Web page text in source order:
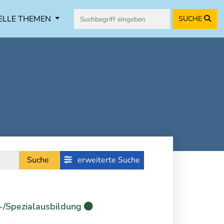
THEMEN SUCHE
Suche erweiterte Suche
Spezialausbildung